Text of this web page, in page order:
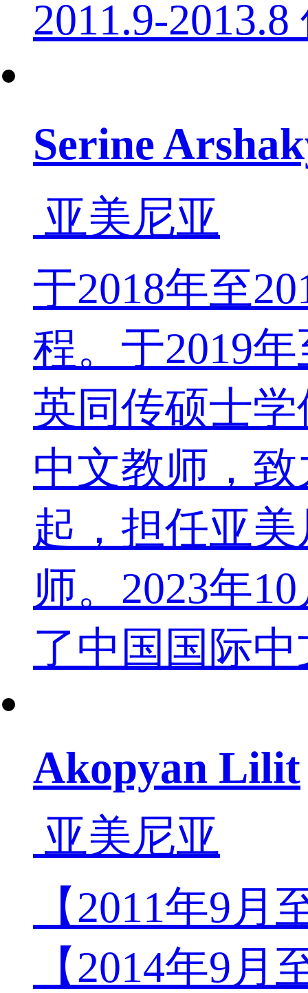
2011.9-
Serine
亚美尼亚
于2018年至
程。于2019
英同传硕士
中文教师，
起，担任亚
师。2023年
了中国国际
Akopyan Lilit
亚美尼亚
【2011年9
【2014年9